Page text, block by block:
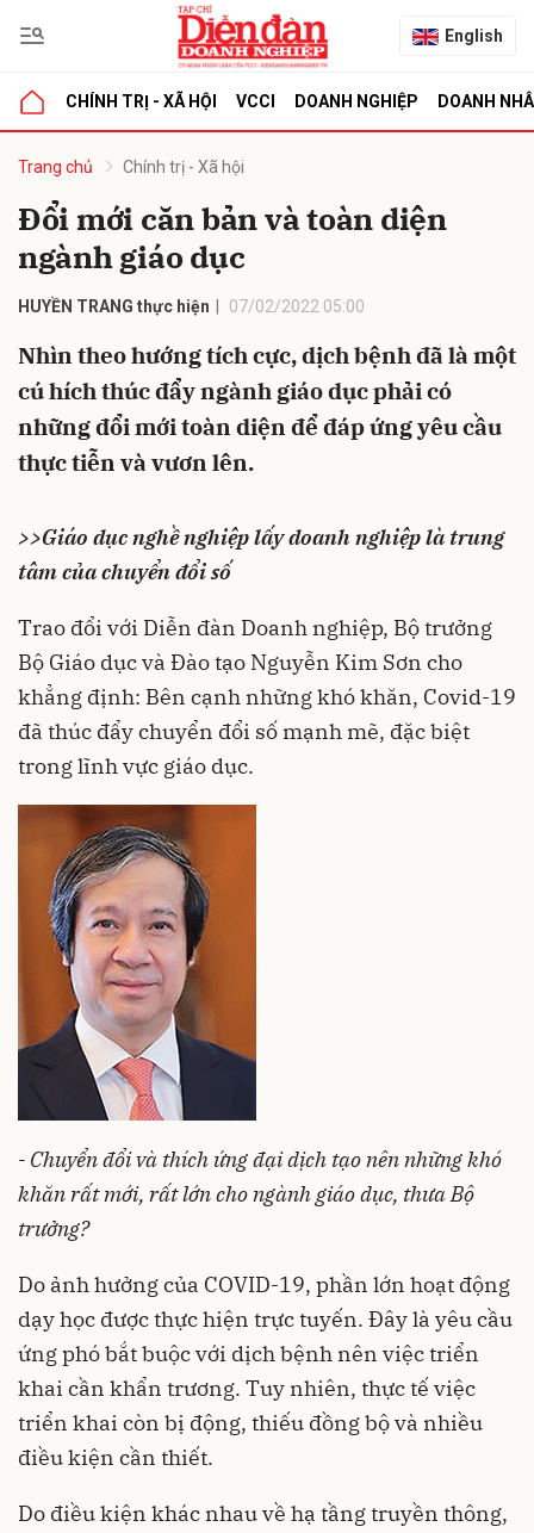
English
CHÍNH TRỊ - XÃ HỘI VCCI DOANH NGHIỆP DOANH
Trang chủ Chính trị - Xã hội
Đổi mới căn bản và toàn diện
ngành giáo dục
HUYỀN TRANG thực hiện 07/02/2022 05:00
Nhìn theo hướng tích cực, dịch bệnh đã là một
cú hích thúc đẩy ngành giáo dục phải có
những đổi mới toàn diện để đáp ứng yêu cầu
thực tiễn và vươn lên.
>>Giáo dục nghề nghiệp lấy doanh nghiệp là trung
tâm của chuyển đổi số
Trao đổi với Diễn đàn Doanh nghiệp, Bộ trưởng
Bộ Giáo dục và Đào tạo Nguyễn Kim Sơn cho
khẳng định: Bên cạnh những khó khăn, Covid-19
đã thúc đẩy chuyển đổi số mạnh mẽ, đặc biệt
trong lĩnh vực giáo dục.
- Chuyển đổi và thích ứng đại dịch tạo nên những khó
khăn rất mới, rất lớn cho ngành giáo dục, thưa Bộ
trưởng?
Do ảnh hưởng của COVID-19, phần lớn hoạt động
dạy học được thực hiện trực tuyến. Đây là yêu cầu
ứng phó bắt buộc với dịch bệnh nên việc triển
khai cần khẩn trương. Tuy nhiên, thực tế việc
triển khai còn bị động, thiếu đồng bộ và nhiều
điều kiện cần thiết.
Do điều kiện khác nhau về hạ tầng truyền thông,
luận
Hủy